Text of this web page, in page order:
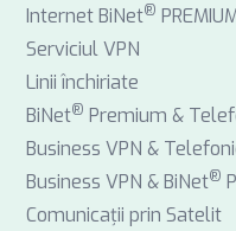
Internet BiNet®
Serviciul VPN
Linii închiriate
BiNet® Premium &
Business VPN &
Business VPN & BiNet®
Comunicații prin Satelit